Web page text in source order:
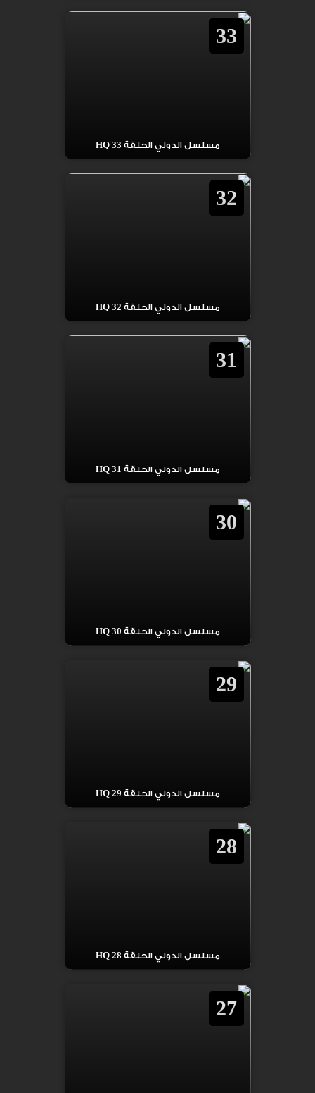
33
مسلسل الدولي الحلقة 33 HQ
32
مسلسل الدولي الحلقة 32 HQ
31
مسلسل الدولي الحلقة 31 HQ
30
مسلسل الدولي الحلقة 30 HQ
29
مسلسل الدولي الحلقة 29 HQ
28
مسلسل الدولي الحلقة 28 HQ
27